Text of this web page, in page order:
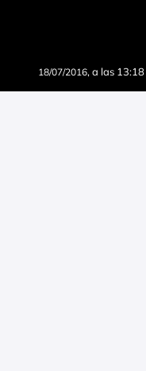
18/07/2016, a las 13:18